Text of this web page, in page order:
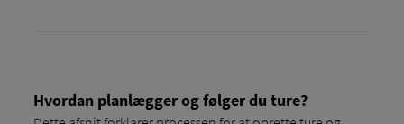
Hvordan planlægger og følger du ture?